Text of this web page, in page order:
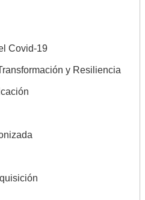
Covid-19
y Resiliencia